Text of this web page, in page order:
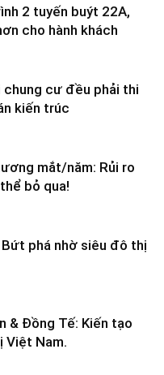
2 tuyến buýt 22A,
cho hành khách
chung cư đều phải thi
kiến trúc
mắt/năm: Rủi ro
bỏ qua!
phá nhờ siêu đô thị
& Đồng Tế: Kiến tạo
Việt Nam.